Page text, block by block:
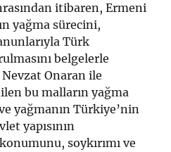
itibaren, Ermeni
yağma sürecini,
Türk
belgelerle
Onaran ile
bu malların yağma
yağmanın Türkiye’nin
yapısının
soykırımı ve